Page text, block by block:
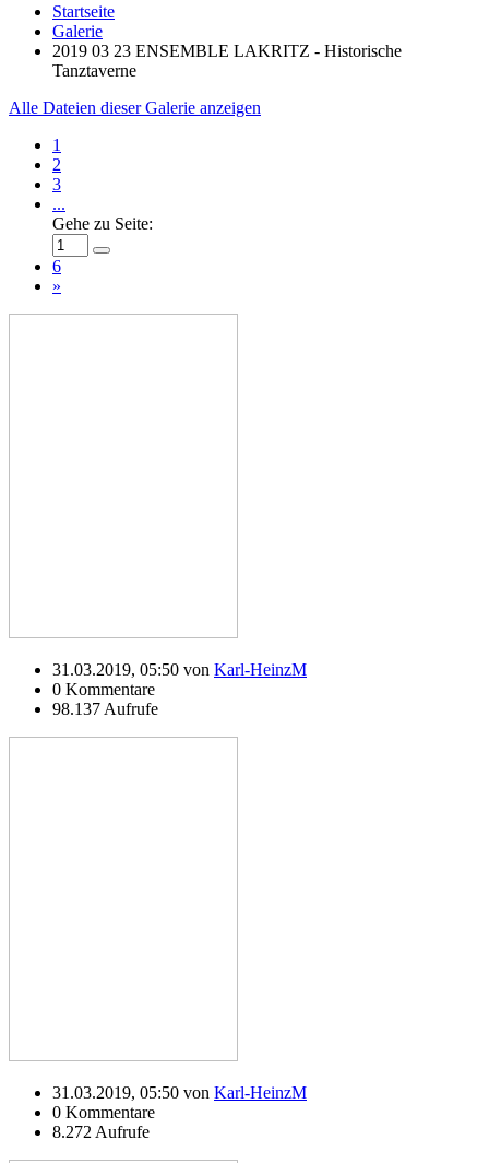
Startseite
Galerie
2019 03 23 ENSEMBLE LAKRITZ - Historische
Tanztaverne
Alle Dateien dieser Galerie anzeigen
1
2
3
...
Gehe zu Seite:
6
»
31.03.2019, 05:50 von Karl-HeinzM
0 Kommentare
98.137 Aufrufe
31.03.2019, 05:50 von Karl-HeinzM
0 Kommentare
8.272 Aufrufe